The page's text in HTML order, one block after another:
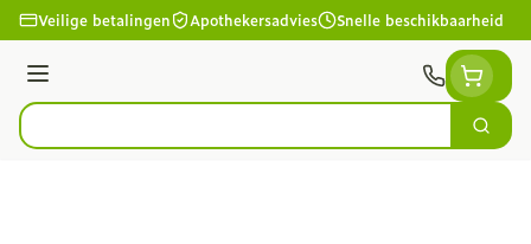
Ga naar de inhoud
Veilige betalingen Apothekersadvies Snelle beschikbaarheid
Menu
Product, merk, categorie...
Zoek